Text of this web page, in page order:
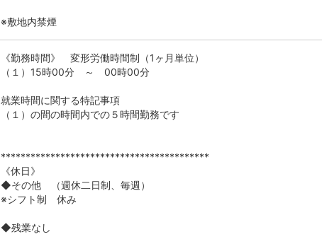
※敷地内禁煙
《勤務時間》 変形労働時間制（1ヶ月単位）
（１）15時00分 ～ 00時00分
就業時間に関する特記事項
（１）の間の時間内での５時間勤務です
******************************************
《休日》
◆その他 （週休二日制、毎週）
※シフト制 休み
◆残業なし